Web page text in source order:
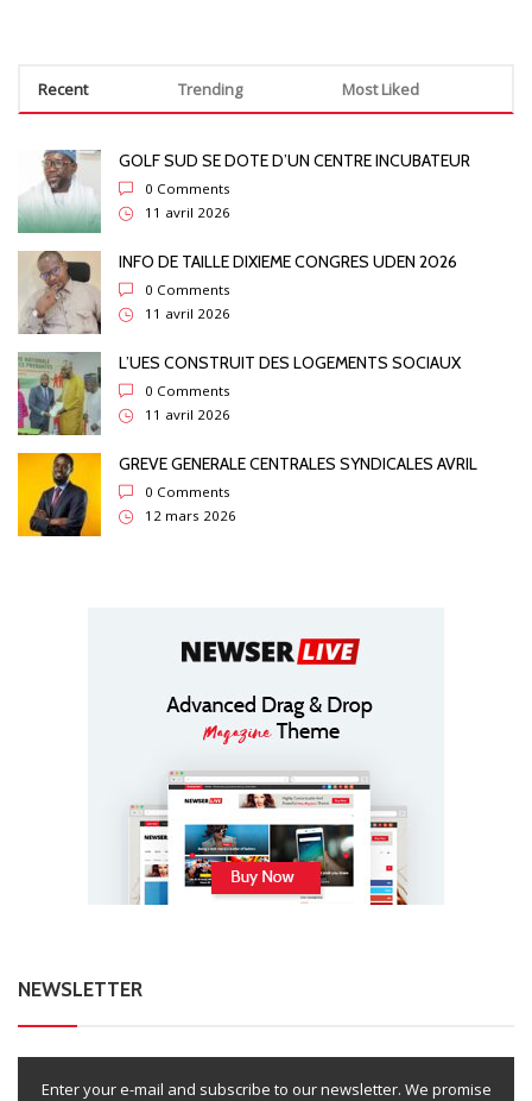
Recent Trending Most Liked
GOLF SUD SE DOTE D’UN CENTRE INCUBATEUR
0 Comments
11 avril 2026
INFO DE TAILLE DIXIEME CONGRES UDEN 2026
0 Comments
11 avril 2026
L’UES CONSTRUIT DES LOGEMENTS SOCIAUX
0 Comments
11 avril 2026
GREVE GENERALE CENTRALES SYNDICALES AVRIL
0 Comments
12 mars 2026
NEWSLETTER
Enter your e-mail and subscribe to our newsletter. We promise